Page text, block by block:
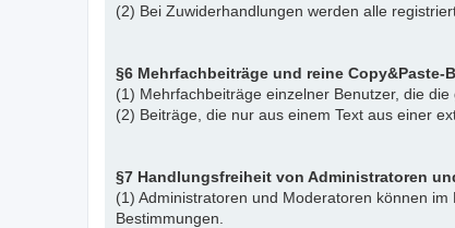
(2) Bei Zuwiderhandlungen werden alle
§6 Mehrfachbeiträge und reine Copy&Paste-
(1) Mehrfachbeiträge einzelner Benutzer, die
(2) Beiträge, die nur aus einem Text aus einer
§7 Handlungsfreiheit von Administratoren
(1) Administratoren und Moderatoren können
Bestimmungen.